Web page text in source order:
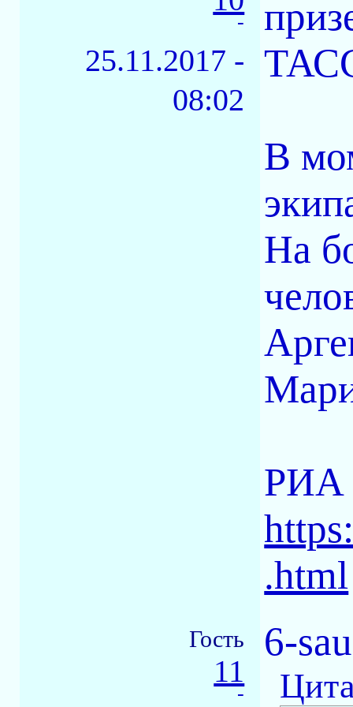
-
25.11.2017 -
08:02
В
На
РИА
.html
Гость
11
-
6-